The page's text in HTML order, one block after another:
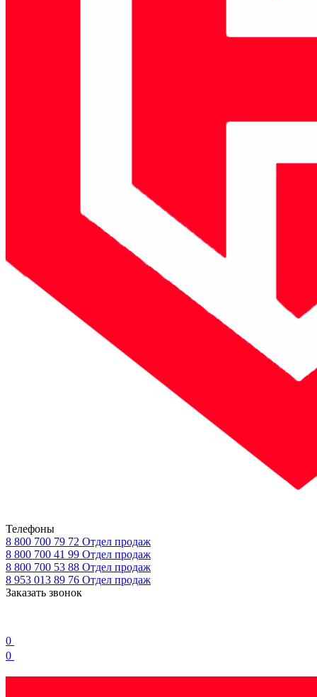
Телефоны
8 800 700 79 72 Отдел продаж
8 800 700 41 99 Отдел продаж
8 800 700 53 88 Отдел продаж
8 953 013 89 76 Отдел продаж
Заказать звонок
0
0